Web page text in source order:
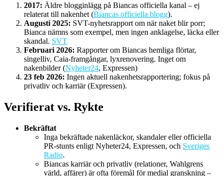
2017: Äldre blogginlägg på Biancas officiella kanal – ej
relaterat till nakenhet (Biancas officiella blogg).
Augusti 2025: SVT-nyhetsrapport om när naket blir porr;
Bianca nämns som exempel, men ingen anklagelse, läcka eller
skandal. SVT
Februari 2026: Rapporter om Biancas hemliga flörtar,
singelliv, Caia-framgångar, lyxrenovering. Inget om
nakenbilder (Nyheter24, Expressen)
23 feb 2026: Ingen aktuell nakenhetsrapportering; fokus på
privatliv och karriär (Expressen).
Verifierat vs. Rykte
Bekräftat
Inga bekräftade nakenläckor, skandaler eller officiella
PR-stunts enligt Nyheter24, Expressen, och Sveriges
Radio.
Biancas karriär och privatliv (relationer, Wahlgrens
värld, affärer) är ofta föremål för medial granskning –